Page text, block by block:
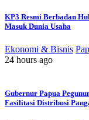
KP3 Resmi Berbadan
Masuk Dunia Usaha
Ekonomi & Bisnis
24 hours ago
Gubernur Papua
Fasilitasi Distribusi